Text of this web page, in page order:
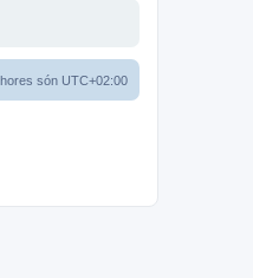
són UTC+02:00